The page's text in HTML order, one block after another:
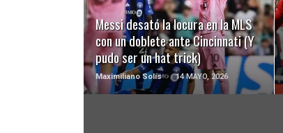
Messi desató la locura en la MLS
con un doblete ante Cincinnati (Y
pudo ser un hat trick)
Maximiliano Solís 14 MAYO, 2026